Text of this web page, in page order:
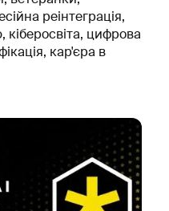
реінтеграція,
цифрова
кар'єра в